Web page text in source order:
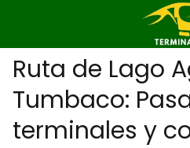
Ruta de Lago
Tumbaco:
terminales y